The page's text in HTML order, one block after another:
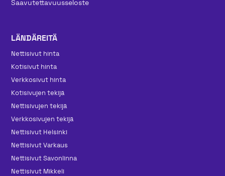
Saavutettavuusseloste
LÄNDÄREITÄ
Nettisivut hinta
Kotisivut hinta
Verkkosivut hinta
Kotisivujen tekijä
Nettisivujen tekijä
Verkkosivujen tekijä
Nettisivut Helsinki
Nettisivut Varkaus
Nettisivut Savonlinna
Nettisivut Mikkeli